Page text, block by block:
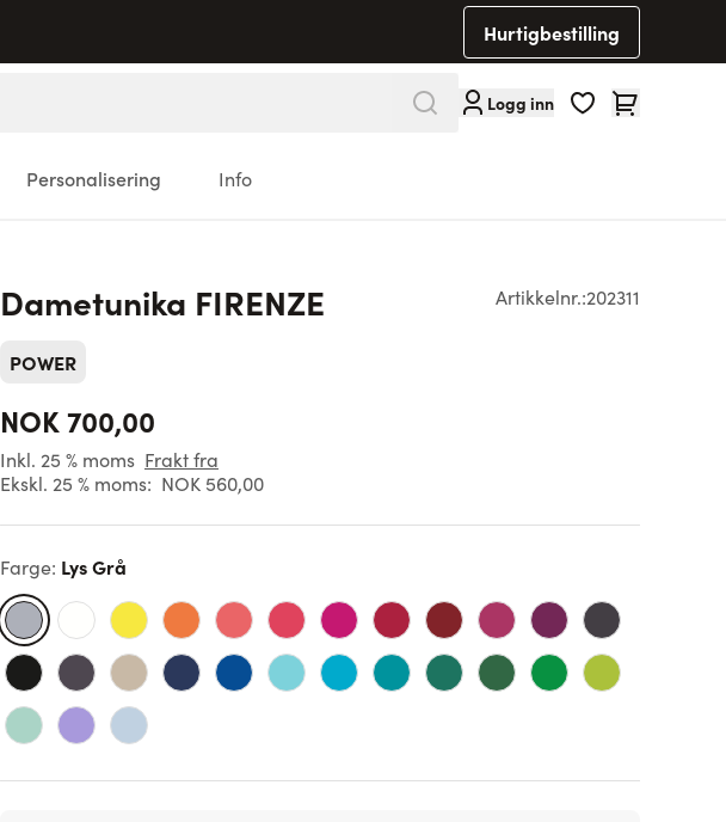
Hurtigbestilling
Logg inn Cart
Personalisering Info
Artikkelnr.:202311
Dametunika FIRENZE
POWER
NOK 700,00
Inkl. 25 % moms Frakt fra
Ekskl. 25 % moms: NOK 560,00
Farge: Lys Grå